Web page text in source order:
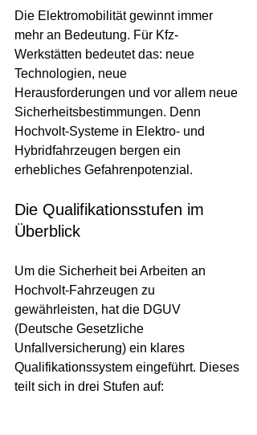
Die Elektromobilität gewinnt immer
mehr an Bedeutung. Für Kfz-
Werkstätten bedeutet das: neue
Technologien, neue
Herausforderungen und vor allem neue
Sicherheitsbestimmungen. Denn
Hochvolt-Systeme in Elektro- und
Hybridfahrzeugen bergen ein
erhebliches Gefahrenpotenzial.
Die Qualifikationsstufen im
Überblick
Um die Sicherheit bei Arbeiten an
Hochvolt-Fahrzeugen zu
gewährleisten, hat die DGUV
(Deutsche Gesetzliche
Unfallversicherung) ein klares
Qualifikationssystem eingeführt. Dieses
teilt sich in drei Stufen auf: